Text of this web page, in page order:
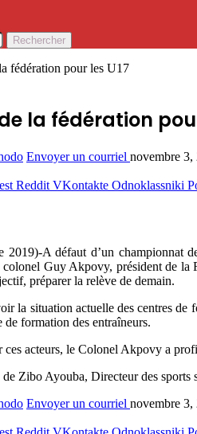
Rechercher
fédération pour les U17
la fédération
Envoyer un courriel novembre 3,
Reddit VKontakte Odnoklassniki
A défaut d’un championnat
colonel Guy Akpovy, président de
préparer la relève de demain.
la situation actuelle des centres
formation des entraîneurs.
acteurs, le Colonel Akpovy a
Zibo Ayouba, Directeur des sports
Envoyer un courriel novembre 3,